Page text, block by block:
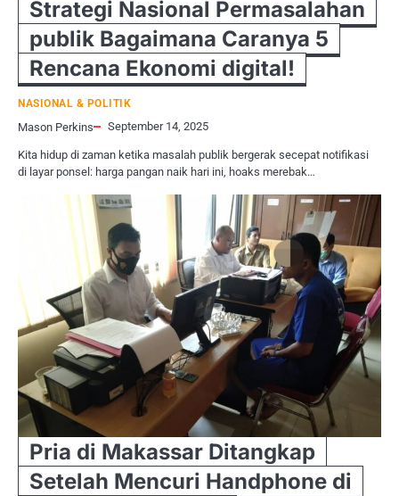
Strategi Nasional Permasalahan
publik Bagaimana Caranya 5
Rencana Ekonomi digital!
NASIONAL & POLITIK
Mason Perkins September 14, 2025
Kita hidup di zaman ketika masalah publik bergerak secepat notifikasi
di layar ponsel: harga pangan naik hari ini, hoaks merebak…
Pria di Makassar Ditangkap
Setelah Mencuri Handphone di